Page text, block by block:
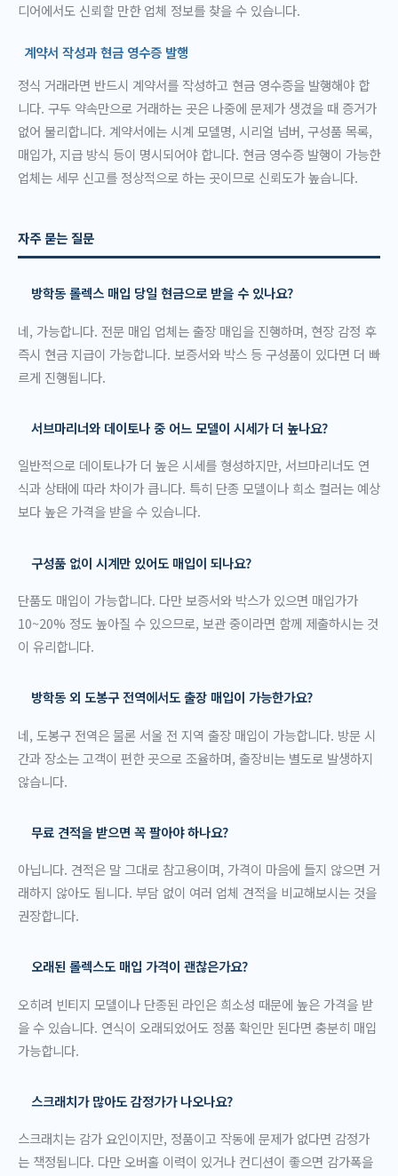
디어에서도 신뢰할 만한 업체 정보를 찾을 수 있습니다.
계약서 작성과 현금 영수증 발행
정식 거래라면 반드시 계약서를 작성하고 현금 영수증을 발행해야 합
니다. 구두 약속만으로 거래하는 곳은 나중에 문제가 생겼을 때 증거가
없어 불리합니다. 계약서에는 시계 모델명, 시리얼 넘버, 구성품 목록,
매입가, 지급 방식 등이 명시되어야 합니다. 현금 영수증 발행이 가능한
업체는 세무 신고를 정상적으로 하는 곳이므로 신뢰도가 높습니다.
자주 묻는 질문
방학동 롤렉스 매입 당일 현금으로 받을 수 있나요?
네, 가능합니다. 전문 매입 업체는 출장 매입을 진행하며, 현장 감정 후
즉시 현금 지급이 가능합니다. 보증서와 박스 등 구성품이 있다면 더 빠
르게 진행됩니다.
서브마리너와 데이토나 중 어느 모델이 시세가 더 높나요?
일반적으로 데이토나가 더 높은 시세를 형성하지만, 서브마리너도 연
식과 상태에 따라 차이가 큽니다. 특히 단종 모델이나 희소 컬러는 예상
보다 높은 가격을 받을 수 있습니다.
구성품 없이 시계만 있어도 매입이 되나요?
단품도 매입이 가능합니다. 다만 보증서와 박스가 있으면 매입가가
10~20% 정도 높아질 수 있으므로, 보관 중이라면 함께 제출하시는 것
이 유리합니다.
방학동 외 도봉구 전역에서도 출장 매입이 가능한가요?
네, 도봉구 전역은 물론 서울 전 지역 출장 매입이 가능합니다. 방문 시
간과 장소는 고객이 편한 곳으로 조율하며, 출장비는 별도로 발생하지
않습니다.
무료 견적을 받으면 꼭 팔아야 하나요?
아닙니다. 견적은 말 그대로 참고용이며, 가격이 마음에 들지 않으면 거
래하지 않아도 됩니다. 부담 없이 여러 업체 견적을 비교해보시는 것을
권장합니다.
오래된 롤렉스도 매입 가격이 괜찮은가요?
오히려 빈티지 모델이나 단종된 라인은 희소성 때문에 높은 가격을 받
을 수 있습니다. 연식이 오래되었어도 정품 확인만 된다면 충분히 매입
가능합니다.
스크래치가 많아도 감정가가 나오나요?
스크래치는 감가 요인이지만, 정품이고 작동에 문제가 없다면 감정가
는 책정됩니다. 다만 오버홀 이력이 있거나 컨디션이 좋으면 감가폭을